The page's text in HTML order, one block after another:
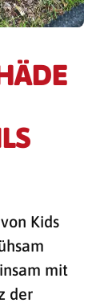
Kids
mit
der